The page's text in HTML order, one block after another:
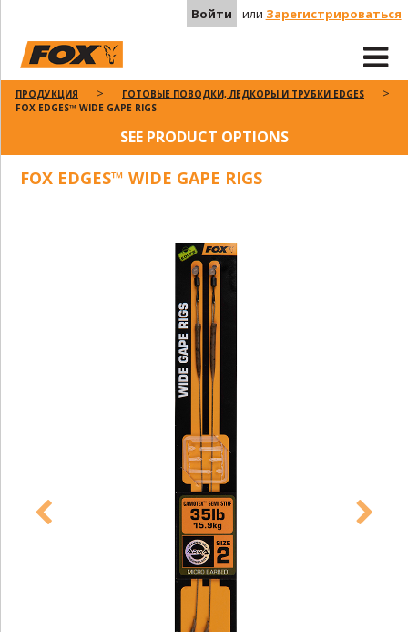
Войти или Зарегистрироваться
ПРОДУКЦИЯ
ГОТОВЫЕ ПОВОДКИ, ЛЕДКОРЫ И ТРУБКИ EDGES
FOX EDGES™ WIDE GAPE RIGS
SEE PRODUCT OPTIONS
FOX EDGES™ WIDE GAPE RIGS